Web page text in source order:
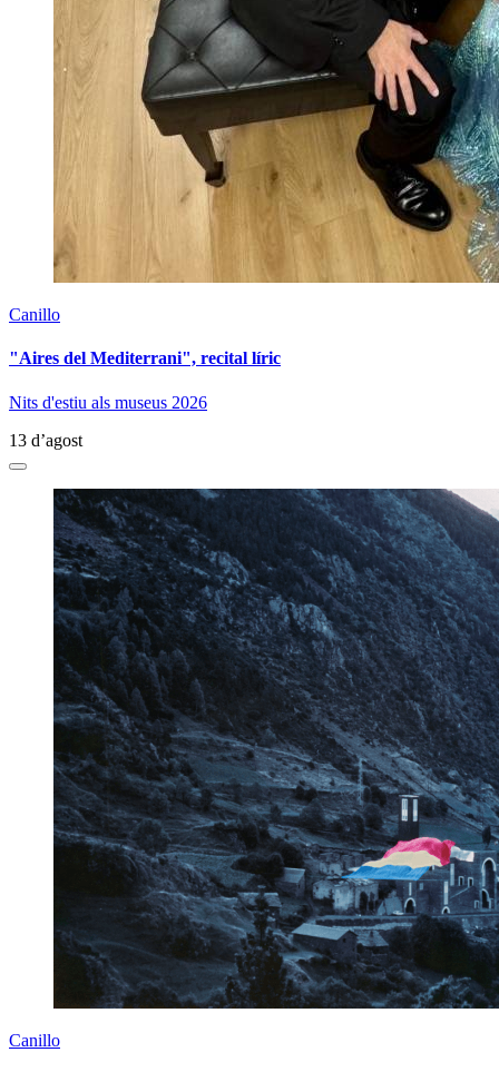
Canillo
"Aires del Mediterrani", recital líric
Nits d'estiu als museus 2026
13 d’agost
Canillo